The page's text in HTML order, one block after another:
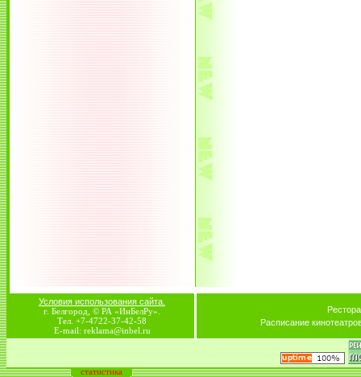
Условия использования сайта.
г. Белгород, © РА «ИнБелРу».
Тел. +7-4722-37-42-58
E-mail: reklama@inbel.ru
Расписание
статистика